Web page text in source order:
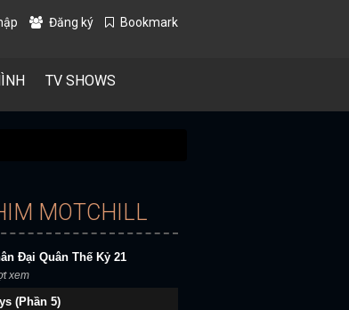
Đăng ký Bookmark
TV SHOWS
MOTCHILL
Đại Quân Thế Kỷ 21
xem
(Phần 5)